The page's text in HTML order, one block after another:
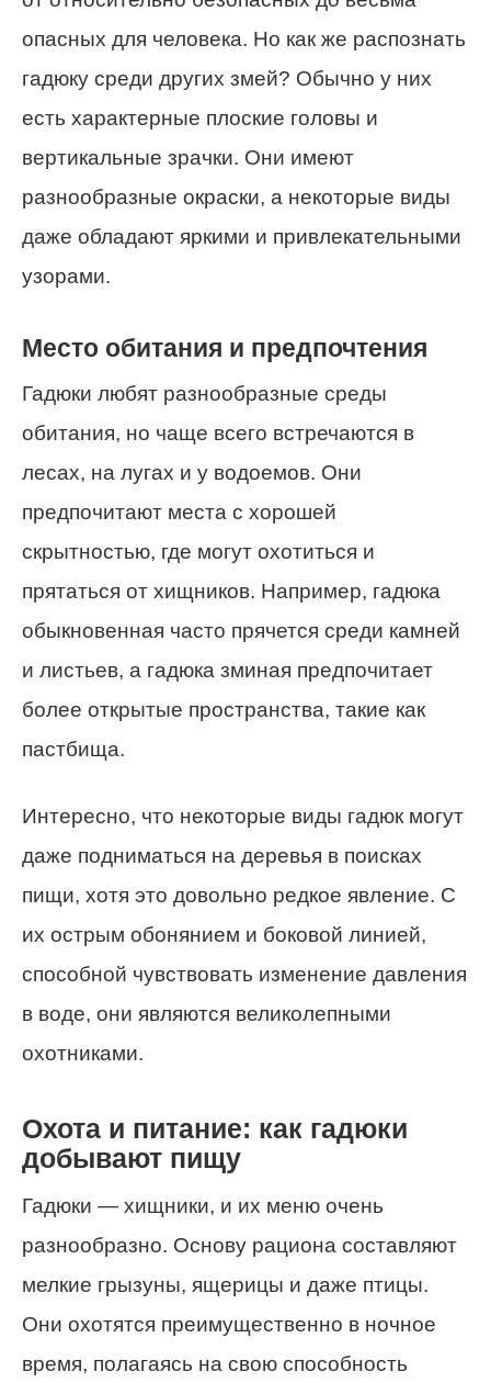
опасных для человека. Но как же распознать
гадюку среди других змей? Обычно у них
есть характерные плоские головы и
вертикальные зрачки. Они имеют
разнообразные окраски, а некоторые виды
даже обладают яркими и привлекательными
узорами.
Место обитания и предпочтения
Гадюки любят разнообразные среды
обитания, но чаще всего встречаются в
лесах, на лугах и у водоемов. Они
предпочитают места с хорошей
скрытностью, где могут охотиться и
прятаться от хищников. Например, гадюка
обыкновенная часто прячется среди камней
и листьев, а гадюка зминая предпочитает
более открытые пространства, такие как
пастбища.
Интересно, что некоторые виды гадюк могут
даже подниматься на деревья в поисках
пищи, хотя это довольно редкое явление. С
их острым обонянием и боковой линией,
способной чувствовать изменение давления
в воде, они являются великолепными
охотниками.
Охота и питание: как гадюки
добывают пищу
Гадюки — хищники, и их меню очень
разнообразно. Основу рациона составляют
мелкие грызуны, ящерицы и даже птицы.
Они охотятся преимущественно в ночное
время, полагаясь на свою способность